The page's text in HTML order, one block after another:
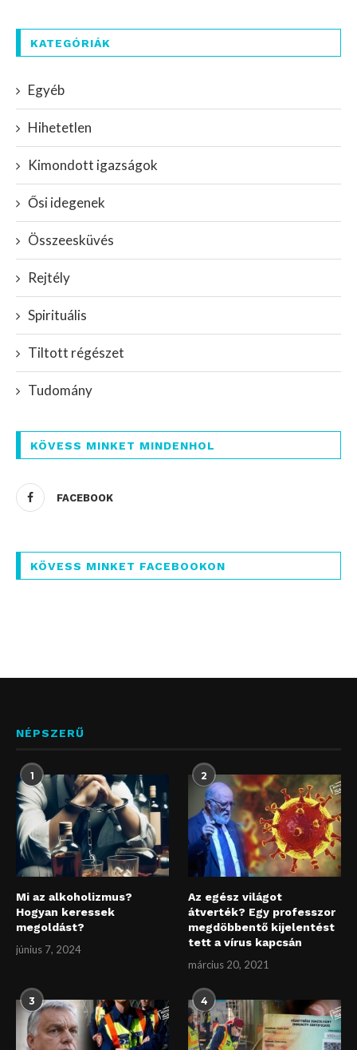
KATEGÓRIÁK
Egyéb
Hihetetlen
Kimondott igazságok
Ősi idegenek
Összeesküvés
Rejtély
Spirituális
Tiltott régészet
Tudomány
KÖVESS MINKET MINDENHOL
FACEBOOK
KÖVESS MINKET FACEBOOKON
NÉPSZERŰ
1
Mi az alkoholizmus?
Hogyan keressek
megoldást?
június 7, 2024
2
Az egész világot
átverték? Egy professzor
megdöbbentő kijelentést
tett a vírus kapcsán
március 20, 2021
3 4